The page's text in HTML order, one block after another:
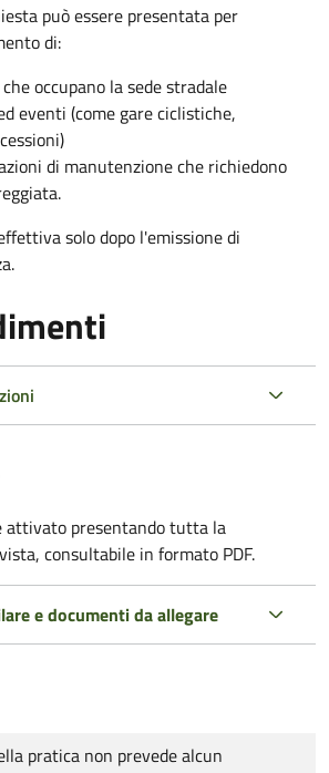
può essere presentata per
di:
occupano la sede stradale
eventi (come gare ciclistiche,
di manutenzione che richiedono
solo dopo l'emissione di
attivato presentando tutta la
consultabile in formato PDF.
e documenti da allegare
pratica non prevede alcun